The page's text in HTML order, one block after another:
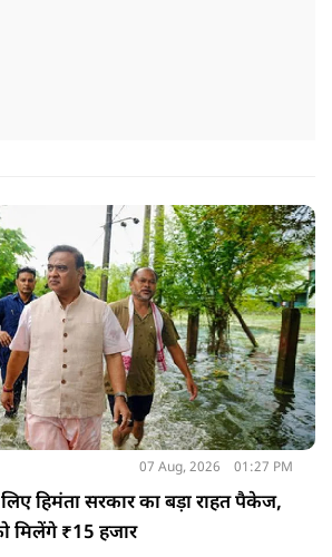
07 Aug, 2026 01:27 PM
हिमंता सरकार का बड़ा राहत पैकेज,
मिलेंगे ₹15 हजार